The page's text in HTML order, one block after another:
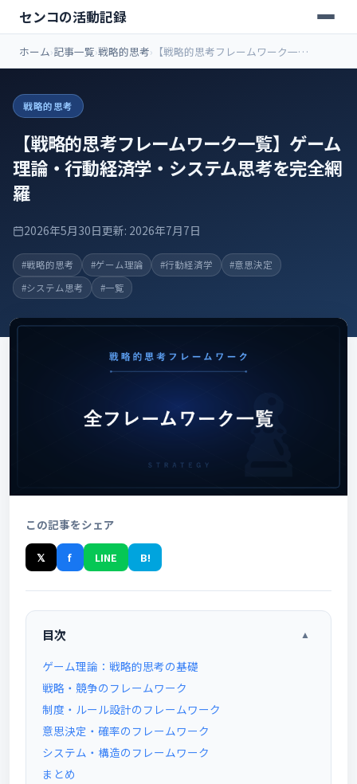
センコの活動記録
ホーム 記事一覧 戦略的思考
【戦略的思考フレームワーク一
覧】ゲーム理論・行動経済学・シス
戦略的思考
【戦略的思考フレームワーク一覧】ゲーム
理論・行動経済学・システム思考を完全網
羅
2026年5月30日更新: 2026年7月7日
#戦略的思考 #ゲーム理論 #行動経済学
#意思決定
#システム思考
#一覧
この記事をシェア
𝕏 f LINE B!
目次 ▲
ゲーム理論：戦略的思考の基礎
戦略・競争のフレームワーク
制度・ルール設計のフレームワーク
意思決定・確率のフレームワーク
システム・構造のフレームワーク
まとめ